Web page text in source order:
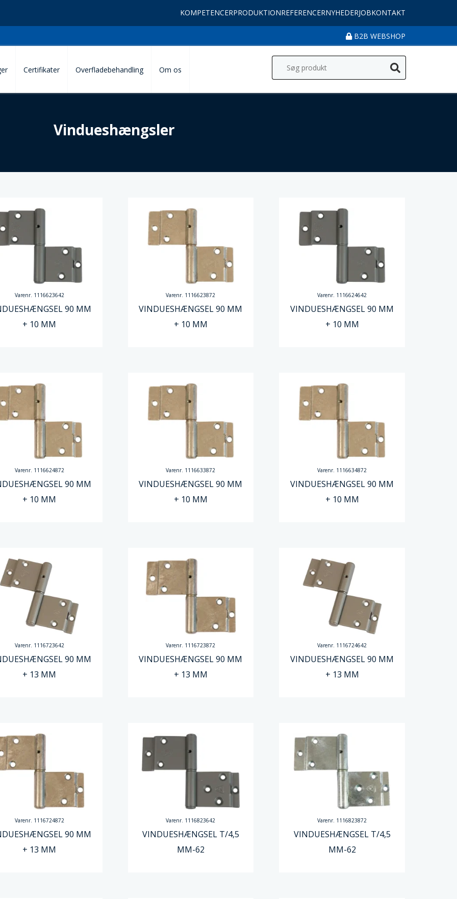
KOMPETENCERPRODUKTIONREFERENCERNYHEDERJOBKONTAKT
B2B WEBSHOP
Certifikater Overfladebehandling Om os
Vindueshængsler
Varenr. 1116623642
90 MM
+ 10 MM
Varenr. 1116623872
VINDUESHÆNGSEL 90 MM
+ 10 MM
Varenr. 1116624642
VINDUESHÆNGSEL 90 MM
+ 10 MM
Varenr. 1116624872
90 MM
+ 10 MM
Varenr. 1116633872
VINDUESHÆNGSEL 90 MM
+ 10 MM
Varenr. 1116634872
VINDUESHÆNGSEL 90 MM
+ 10 MM
Varenr. 1116723642
90 MM
+ 13 MM
Varenr. 1116723872
VINDUESHÆNGSEL 90 MM
+ 13 MM
Varenr. 1116724642
VINDUESHÆNGSEL 90 MM
+ 13 MM
Varenr. 1116724872
90 MM
+ 13 MM
Varenr. 1116823642
VINDUESHÆNGSEL T/4,5
MM-62
Varenr. 1116823872
VINDUESHÆNGSEL T/4,5
MM-62